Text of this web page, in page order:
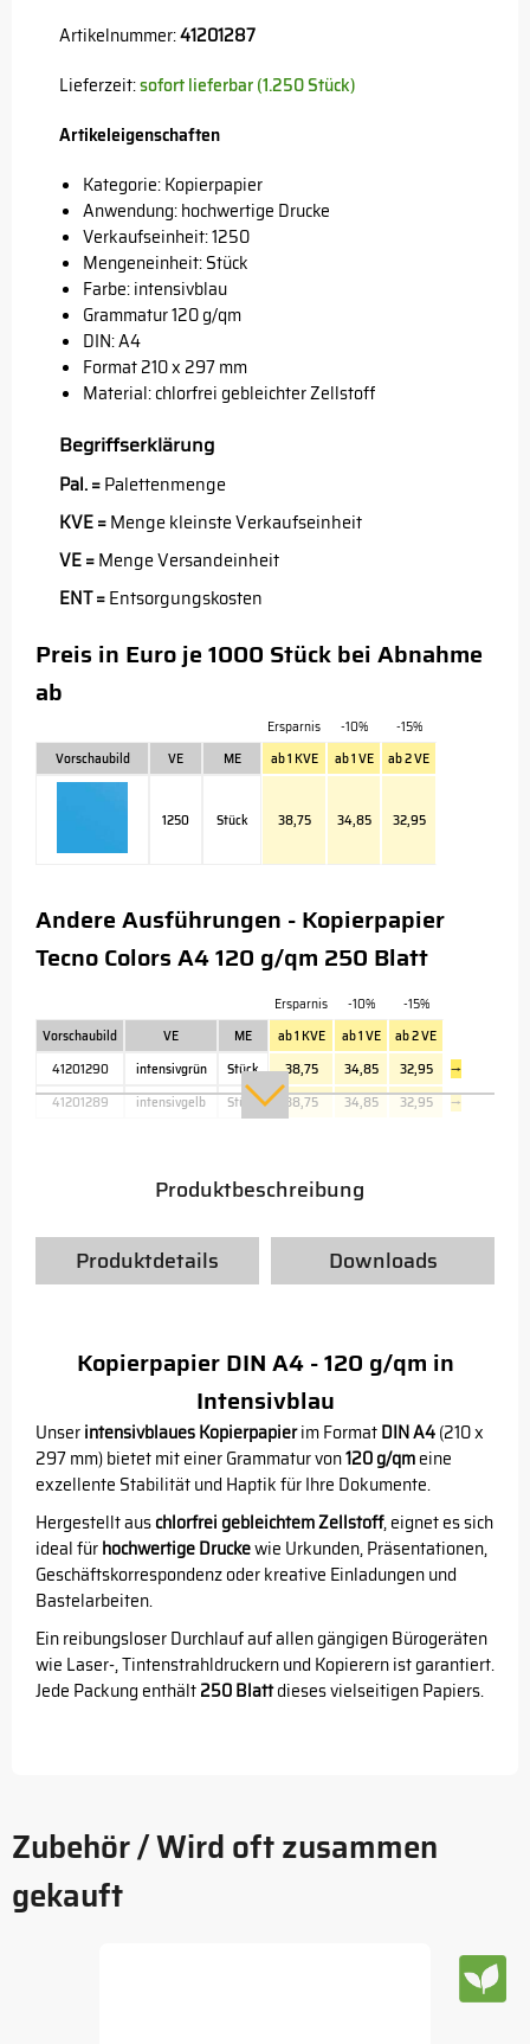
Artikelnummer:41201287
Lieferzeit:sofort lieferbar (1.250 Stück)
Artikeleigenschaften
Kategorie: Kopierpapier
Anwendung: hochwertige Drucke
Verkaufseinheit: 1250
Mengeneinheit: Stück
Farbe: intensivblau
Grammatur 120 g/qm
DIN: A4
Format 210 x 297 mm
Material: chlorfrei gebleichter Zellstoff
Begriffserklärung
Pal. =Palettenmenge
KVE =Menge kleinste Verkaufseinheit
VE =Menge Versandeinheit
ENT =Entsorgungskosten
Preis in Euro je 1000 Stück bei Abnahme
ab
Ersparnis -10%
-15%
Vorschaubild
VE ME ab 1 KVE ab 1 VE ab 2 VE
1250 Stück 38,75 34,85 32,95
Andere Ausführungen - Kopierpapier
Tecno Colors A4 120 g/qm 250 Blatt
Ersparnis -10%
-15%
Vorschaubild
VE ME ab 1 KVE ab 1 VE
ab 2 VE
41201290
intensivgrün Stück 38,75 34,85 32,95
→
41201289
intensivgelb Stück 38,75 34,85 32,95 →
Produktbeschreibung
Produktdetails Downloads
Kopierpapier DIN A4 - 120 g/qm in
Intensivblau
Unserintensivblaues Kopierpapierim FormatDIN A4(210 x
297 mm) bietet mit einer Grammatur von120 g/qmeine
exzellente Stabilität und Haptik für Ihre Dokumente.
Hergestellt auschlorfrei gebleichtem Zellstoff, eignet es sich
ideal fürhochwertige Druckewie Urkunden, Präsentationen,
Geschäftskorrespondenz oder kreative Einladungen und
Bastelarbeiten.
Ein reibungsloser Durchlauf auf allen gängigen Bürogeräten
wie Laser-, Tintenstrahldruckern und Kopierern ist garantiert.
Jede Packung enthält250 Blattdieses vielseitigen Papiers.
Zubehör / Wird oft zusammen
gekauft